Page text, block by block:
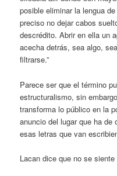
posible eliminar la lengua
preciso no dejar cabos
descrédito. Abrir en ella un
acecha detrás, sea algo,
filtrarse.”
Parece ser que el término
estructuralismo, sin
transforma lo público en la
anuncio del lugar que ha
esas letras que van
Lacan dice que no se